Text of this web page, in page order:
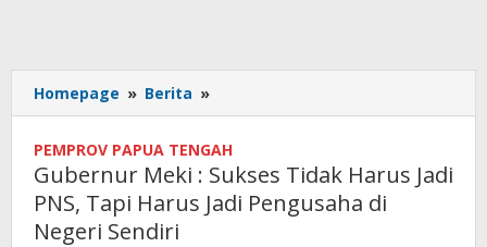
Homepage » Berita »
Meki
Sukses
Tidak
Harus
PEMPROV PAPUA TENGAH
Gubernur Meki : Sukses Tidak Harus Jadi
PNS, Tapi Harus Jadi Pengusaha di
Negeri Sendiri